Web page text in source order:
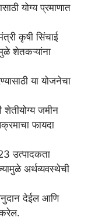
योग्य प्रमाणात
कृषी सिंचाई
शेतकऱ्यांना
या योजनेचा
शेतीयोग्य जमीन
फायदा
उत्पादकता
अर्थव्यवस्थेची
देईल आणि